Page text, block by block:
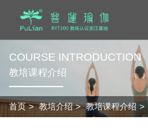
首页
品牌中心
会馆介绍
COURSE INTRODUCTION
教培课程介绍
首页 教培介绍 教培课程介绍